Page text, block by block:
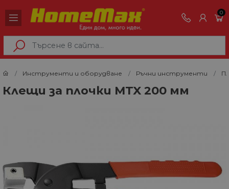
0
Инструменти и оборудване Ръчни инструменти
Клещи за плочки MTX 200 мм